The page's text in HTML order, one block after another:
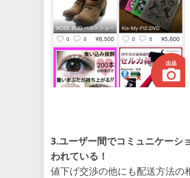
3.ユーザー間でコミュニケーシ
われている！
値下げ交渉の他にも配送方法の